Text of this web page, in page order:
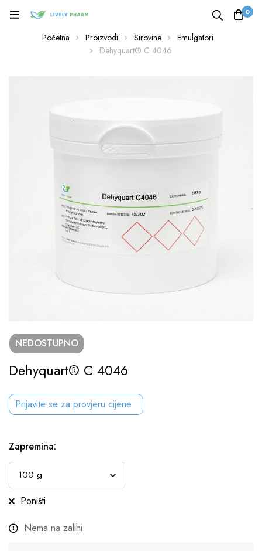
0
Početna Proizvodi Sirovine
Emulgatori
Dehyquart® C 4046
NEDOSTUPNO
Dehyquart® C 4046
Prijavite se za provjeru cijene
Zapremina:
Poništi
Nema na zalihi